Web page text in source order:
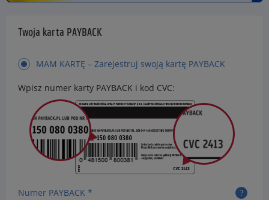
Twoja karta PAYBACK
MAM KARTĘ – Zarejestruj swoją kartę PAYBACK
Wpisz numer karty PAYBACK i kod CVC:
Numer PAYBACK *